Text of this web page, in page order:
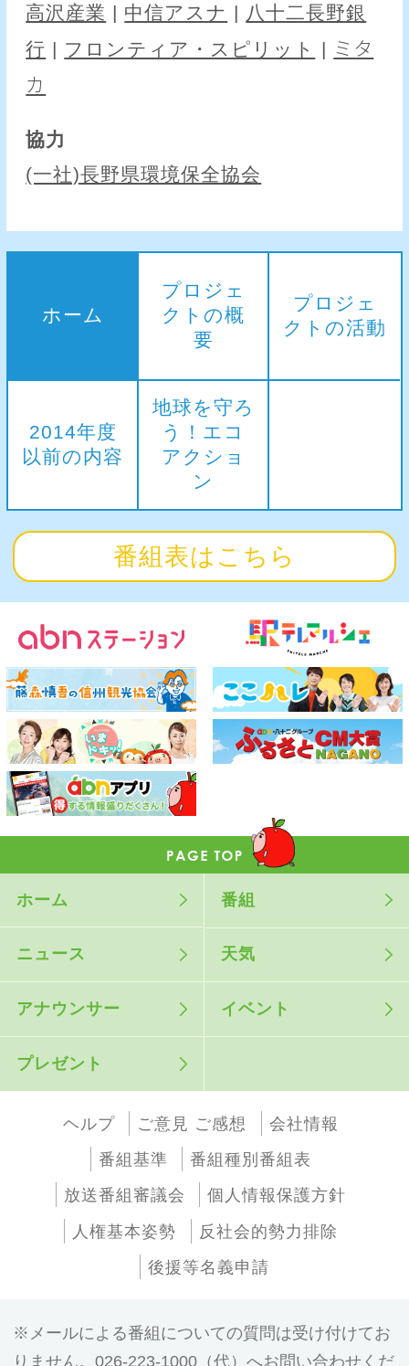
高沢産業 | 中信アスナ | 八十二長野銀
行 | フロンティア・スピリット | ミタ
カ
協力
(一社)長野県環境保全協会
ホーム
プロジェ
クトの概
要
プロジェ
クトの活動
2014年度
以前の内容
地球を守ろ
う！エコ
アクショ
ン
番組表はこちら
ホーム 番組
ニュース 天気
アナウンサー イベント
プレゼント
ヘルプ ご意見 ご感想
会社情報
番組基準
番組種別番組表
放送番組審議会
個人情報保護方針
人権基本姿勢
反社会的勢力排除
後援等名義申請
メールによる番組についての質問は受け付けてお
りません。026-223-1000（代）へお問い合わせくだ